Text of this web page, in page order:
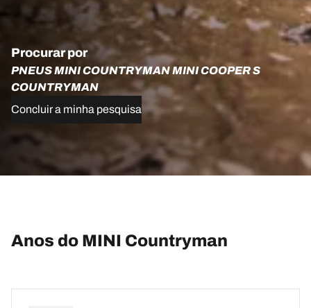
Procurar por
PNEUS MINI COUNTRYMAN MINI COOPER S
COUNTRYMAN
Concluir a minha pesquisa
Anos do MINI Countryman